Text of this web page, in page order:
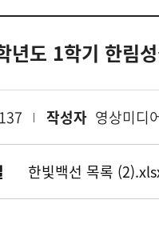
년도 1학기 한림
137 작성자 영상미디
한빛백선 목록